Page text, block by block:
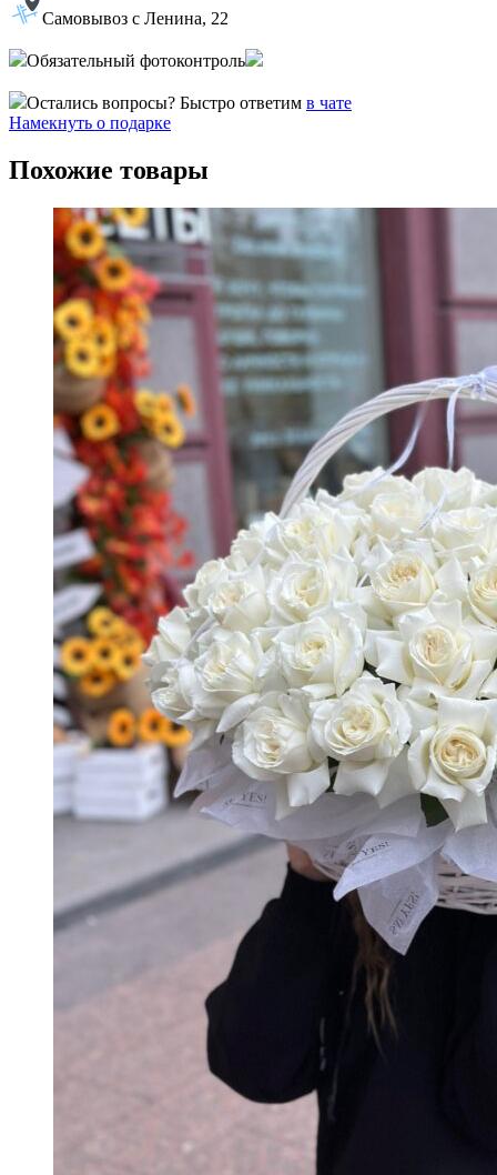
Самовывоз с Ленина, 22
Обязательный фотоконтроль
Остались вопросы? Быстро ответим в чате
Намекнуть о подарке
Похожие товары